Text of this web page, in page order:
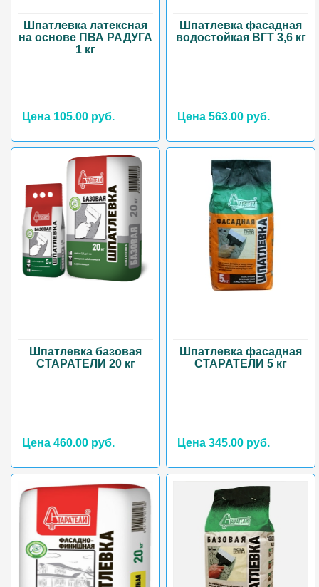
Шпатлевка латексная
на основе ПВА РАДУГА
1 кг
Цена 105.00 руб.
Шпатлевка фасадная
водостойкая ВГТ 3,6 кг
Цена 563.00 руб.
Шпатлевка базовая
СТАРАТЕЛИ 20 кг
Цена 460.00 руб.
Шпатлевка фасадная
СТАРАТЕЛИ 5 кг
Цена 345.00 руб.